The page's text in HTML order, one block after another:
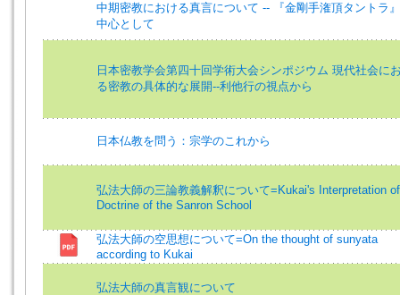
中期密教における真言について -- 『金剛手潅頂タントラ
中心として
日本密教学会第四十回学術大会シンポジウム 現代社会に
る密教の具体的な展開--利他行の視点から
日本仏教を問う：宗学のこれから
弘法大師の三論教義解釈について=Kukai's Interpretation
Doctrine of the Sanron School
弘法大師の空思想について=On the thought of sunyata
according to Kukai
弘法大師の真言観について